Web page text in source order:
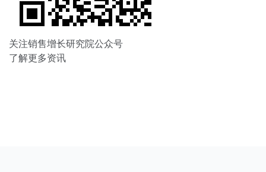
关注销售增长研究院公众号
了解更多资讯